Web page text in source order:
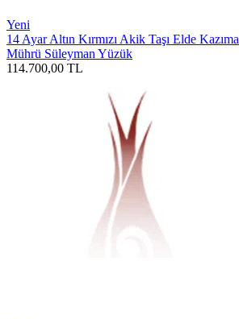
Yeni
14 Ayar Altın Kırmızı Akik Taşı Elde Kazıma
Mührü Süleyman Yüzük
114.700,00 TL